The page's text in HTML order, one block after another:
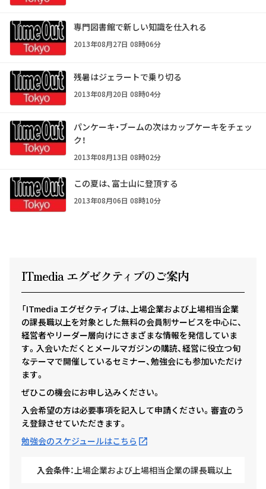
専門図書館で新しい知識を仕入れる
2013年08月27日 08時06分
残暑はジェラートで乗り切る
2013年08月20日 08時04分
パンケーキ・ブームの次はカップケーキをチェッ
ク！
2013年08月13日 08時02分
この夏は、富士山に登頂する
2013年08月06日 08時10分
ITmedia エグゼクティ ブのご案内
「ITmedia エグゼクティブは、上場企業および上場相当企業
の課長職以上を対象とした無料の会員制サービスを中心に、
経営者やリーダー層向けにさまざまな情報を発信していま
す。入会いただくとメールマガジンの購読、経営に役立つ旬
なテーマで開催しているセミナー、勉強会にも参加いただけ
ます。
ぜひこの機会にお申し込みください。
入会希望の方は必要事項を記入して申請ください。審査のう
え登録させていただきます。
勉強会のスケジュールはこちら
入会条件：上場企業および上場相当企業の課長職以上